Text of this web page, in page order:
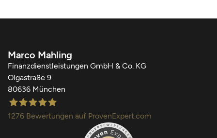
Marco Mahling
Finanzdienstleistungen GmbH & Co. KG
Olgastraße 9
80636 München
Finanzdienstleistungen Marco Mahling GmbH &Co.KG
1276 Bewertungen auf ProvenExpert.com